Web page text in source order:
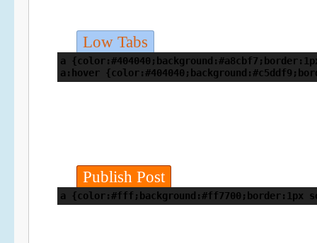
Low Tabs
a
a:hover
Publish Post
a {color:#fff;background:#ff7700;border:1px